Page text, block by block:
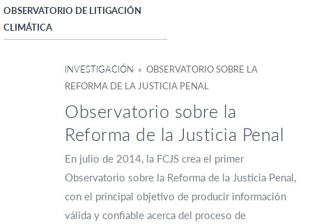
OBSERVATORIO DE LITIGACIÓN
CLIMÁTICA
INVESTIGACIÓN » OBSERVATORIO SOBRE LA
REFORMA DE LA JUSTICIA PENAL
Observatorio sobre la
Reforma de la Justicia Penal
En julio de 2014, la FCJS crea el primer
Observatorio sobre la Reforma de la Justicia Penal,
con el principal objetivo de producir información
válida y confiable acerca del proceso de